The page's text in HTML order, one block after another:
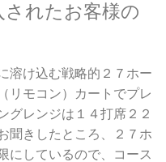
れたお客様の
溶け込む戦略的２７ホー
リモコン）カートでプレ
グレンジは１４打席２２
聞きしたところ、２７ホ
にしているので、コース